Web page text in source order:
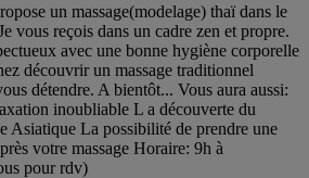
un massage(modelage) thaï dans le
vous reçois dans un cadre zen et propre.
avec une bonne hygiène corporelle
découvrir un massage traditionnel
détendre. A bientôt... Vous aura aussi:
inoubliable L a découverte du
Asiatique La possibilité de prendre une
votre massage Horaire: 9h à
pour rdv)